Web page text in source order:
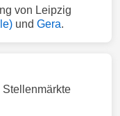
von Leipzig
und Gera.